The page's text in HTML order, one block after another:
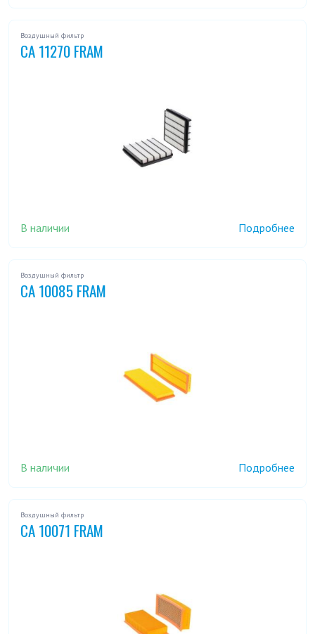
Воздушный фильтр
CA 11270 FRAM
В наличии Подробнее
Воздушный фильтр
CA 10085 FRAM
В наличии Подробнее
Воздушный фильтр
CA 10071 FRAM